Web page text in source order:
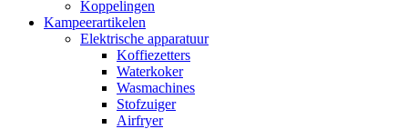
Koppelingen
Kampeerartikelen
Elektrische apparatuur
Koffiezetters
Waterkoker
Wasmachines
Stofzuiger
Airfryer